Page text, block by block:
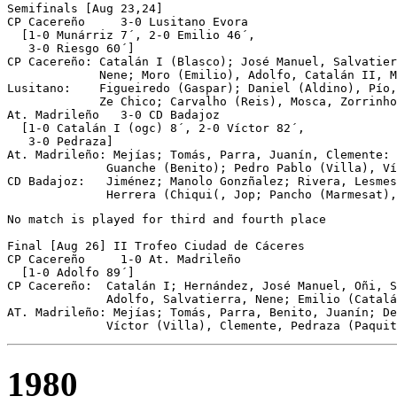
Semifinals [Aug 23,24]
CP Cacereño	3-0 Lusitano Evora
  [1-0 Munárriz 7´, 2-0 Emilio 46´,
   3-0 Riesgo 60´]
CP Cacereño: Catalán I (Blasco); José Manuel,
Nene; Moro (Emilio), Adolfo, Catalán II,
Lusitano:    Figueiredo (Gaspar); Daniel (Aldino), Pío,
Ze Chico; Carvalho (Reis), Mosca,
At. Madrileño	3-0 CD Badajoz
  [1-0 Catalán I (ogc) 8´, 2-0 Víctor 82´,
   3-0 Pedraza]
At. Madrileño: Mejías; Tomás, Parra, Juanín,
Guanche (Benito); Pedro Pablo (Villa),
CD Badajoz:   Jiménez; Manolo Gonzñalez; Rivera,
Herrera (Chiqui(, Jop; Pancho
No match is played for third and fourth place
Final [Aug 26] II Trofeo Ciudad de Cáceres
CP Cacereño	1-0 At. Madrileño
  [1-0 Adolfo 89´]
CP Cacereño:  Catalán I; Hernández, José Manuel, Oñi,
Adolfo, Salvatierra, Nene; Emilio
AT. Madrileño: Mejías; Tomás, Parra, Benito, Juanín;
Víctor (Villa), Clemente, Pedraza
1980